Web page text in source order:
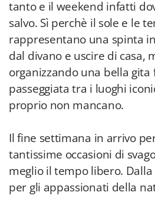
tanto e il weekend infatti
salvo. Sì perchè il sole e le
rappresentano una spinta
dal divano e uscire di casa,
organizzando una bella
passeggiata tra i luoghi
proprio non mancano.
Il fine settimana in arrivo
tantissime occasioni di
meglio il tempo libero.
per gli appassionati della